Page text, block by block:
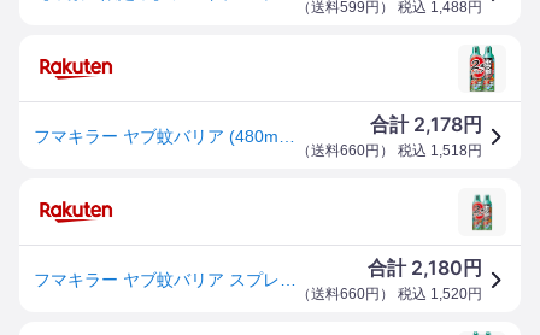
（送料599円 ） 税込 1,488 円
合計 2,178円
（送料660円 ） 税込 1,518 円
合計 2,180 円
（送料660円 ） 税込 1,520円